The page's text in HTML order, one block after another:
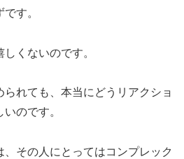
す。
くないのです。
れても、本当にどうリアクショ
のです。
その人にとってはコンプレック